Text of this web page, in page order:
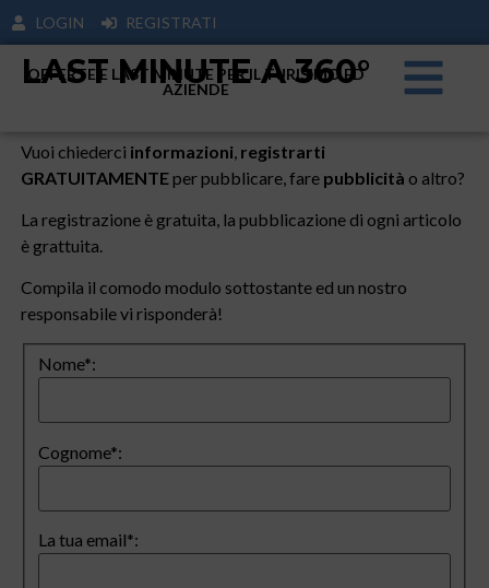
LOGIN REGISTRATI
LAST MINUTE A 360°
OFFERTE E LAST MINUTE PER IL TURISIMO ED
AZIENDE
Vuoi chiederci informazioni registrarti
GRATUITAMENTEper pubblicare, fare pubblicità o altro?
La registrazione è gratuita, la pubblicazione di ogni articolo
è grattuita.
Compila il comodo modulo sottostante ed un nostro
responsabile vi risponderà!
Nome*:
Cognome*:
La tua email*: